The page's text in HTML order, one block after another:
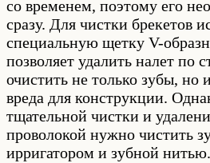
со временем, поэтому его
сразу. Для чистки брекетов
специальную щетку V-
позволяет удалить налет по
очистить не только зубы, но
вреда для конструкции.
тщательной чистки и
проволокой нужно чистить
ирригатором и зубной нитью.